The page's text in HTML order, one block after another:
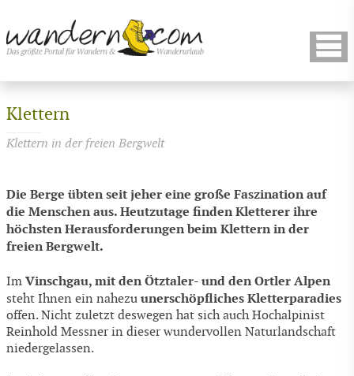
Klettern
Klettern in der freien Bergwelt
Die Berge übten seit jeher eine große Faszination auf
die Menschen aus. Heutzutage finden Kletterer ihre
höchsten Herausforderungen beim Klettern in der
freien Bergwelt.
Im Vinschgau, mit den Ötztaler- und den Ortler Alpen
steht Ihnen ein nahezu unerschöpfliches Kletterparadies
offen. Nicht zuletzt deswegen hat sich auch Hochalpinist
Reinhold Messner in dieser wundervollen Naturlandschaft
niedergelassen.